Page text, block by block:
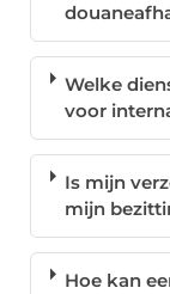
Welke
voor
Is mijn
mijn
Hoe kan